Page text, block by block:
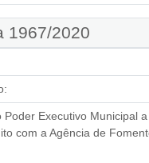
1967/2020
Poder Executivo Municipal
com a Agência de